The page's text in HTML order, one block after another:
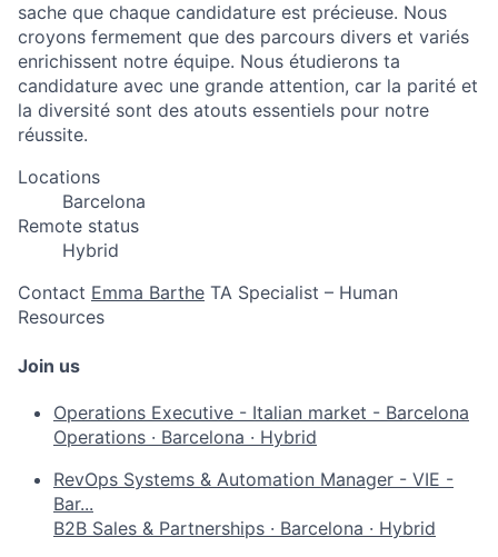
sache que chaque candidature est précieuse. Nous
croyons fermement que des parcours divers et variés
enrichissent notre équipe. Nous étudierons ta
candidature avec une grande attention, car la parité et
la diversité sont des atouts essentiels pour notre
réussite.
Locations
Barcelona
Remote status
Hybrid
Contact Emma Barthe TA Specialist – Human
Resources
Join us
Operations Executive - Italian market - Barcelona
Operations · Barcelona · Hybrid
RevOps Systems & Automation Manager - VIE -
Bar...
B2B Sales & Partnerships · Barcelona · Hybrid